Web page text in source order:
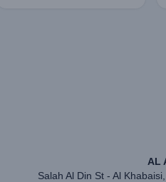
AL
Salah Al Din St - Al